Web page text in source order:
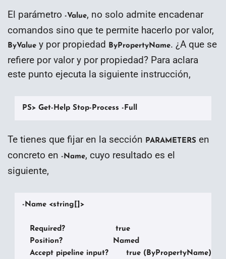
El parámetro -Value, no solo admite encadenar
comandos sino que te permite hacerlo por valor,
ByValue y por propiedad ByPropertyName. ¿A que se
refiere por valor y por propiedad? Para aclara
este punto ejecuta la siguiente instrucción,
PS> Get-Help Stop-Process -Full
Te tienes que fijar en la sección PARAMETERS en
concreto en -Name, cuyo resultado es el
siguiente,
-Name <string[]>
   Required?                    true
   Position?                    Named
   Accept pipeline input?       true (ByPropertyName)